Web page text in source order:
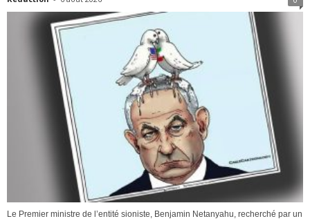
Le Premier ministre de l’entité sioniste, Benjamin Netanyahu, recherché par un